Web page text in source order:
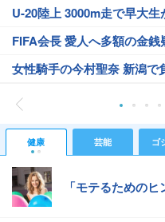
U-20陸上 3000m走で早大生
FIFA会長 愛人へ多額の金銭
女性騎手の今村聖奈 新潟で
健康 芸能 ゴ
「モテるための